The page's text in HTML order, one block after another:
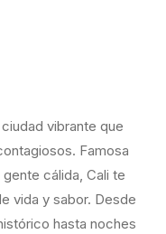
vibrante que
Famosa
cálida, Cali te
vida y sabor. Desde
hasta noches